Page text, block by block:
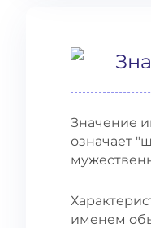
Значение
означает
именем